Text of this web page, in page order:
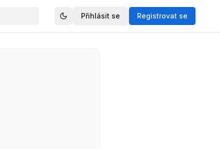
Přihlásit se Registrovat se